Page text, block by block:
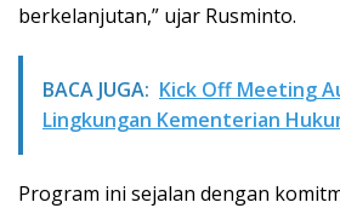
berkelanjutan,” ujar Rusminto.
BACA JUGA: Kick Off Meeting
Lingkungan Kementerian
Program ini sejalan dengan